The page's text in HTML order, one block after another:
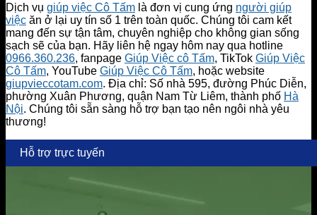
Dịch vụ giúp việc Cô Tấm là đơn vị cung ứng người giúp
việc ăn ở lại uy tín số 1 trên toàn quốc. Chúng tôi cam kết
mang đến sự tận tâm, chuyên nghiệp cho không gian sống
sạch sẽ của bạn. Hãy liên hệ ngay hôm nay qua hotline
0966.360.236, fanpage Giúp Việc cô Tấm, TikTok Giúp Việc
Cô Tấm, YouTube Giúp Việc Cô Tấm, hoặc website
giupvieccotam.com. Địa chỉ: Số nhà 595, đường Phúc Diễn,
phường Xuân Phương, quận Nam Từ Liêm, thành phố Hà
Nội. Chúng tôi sẵn sàng hỗ trợ bạn tạo nên ngôi nhà yêu
thương!
Hỗ trợ trực tuyến